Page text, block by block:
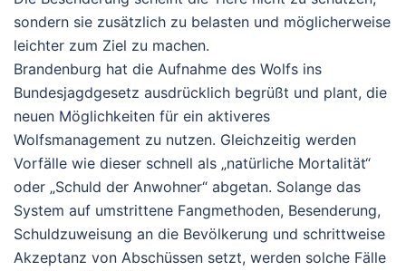
sondern sie zusätzlich zu belasten und möglicherweise
leichter zum Ziel zu machen.
Brandenburg hat die Aufnahme des Wolfs ins
Bundesjagdgesetz ausdrücklich begrüßt und plant, die
neuen Möglichkeiten für ein aktiveres
Wolfsmanagement zu nutzen. Gleichzeitig werden
Vorfälle wie dieser schnell als „natürliche Mortalität“
oder „Schuld der Anwohner“ abgetan. Solange das
System auf umstrittene Fangmethoden, Besenderung,
Schuldzuweisung an die Bevölkerung und schrittweise
Akzeptanz von Abschüssen setzt, werden solche Fälle